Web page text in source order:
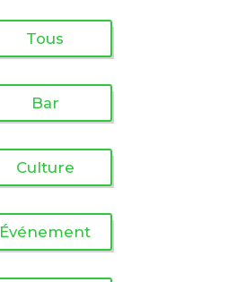
Tous
Bar
Culture
Événement